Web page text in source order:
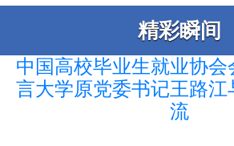
精彩瞬间
中国高校毕业生就业协
言大学原党委书记王路江
流